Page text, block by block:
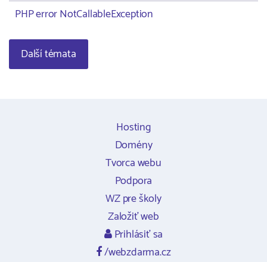
PHP error NotCallableException
Další témata
Hosting
Domény
Tvorca webu
Podpora
WZ pre školy
Založiť web
Prihlásiť sa
/webzdarma.cz